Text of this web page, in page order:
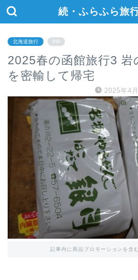
続・ふらふら旅
北海道旅行 PR
2025春の函館旅行3 岩
を密輸して帰宅
2025年4
記事内に商品プロモーションを含